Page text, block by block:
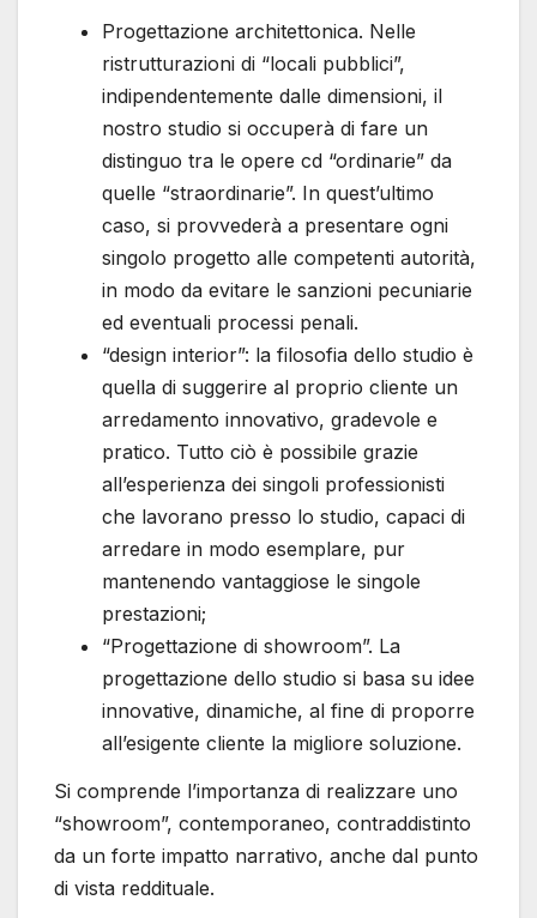
Progettazione architettonica. Nelle
ristrutturazioni di “locali pubblici”,
indipendentemente dalle dimensioni, il
nostro studio si occuperà di fare un
distinguo tra le opere cd “ordinarie” da
quelle “straordinarie”. In quest’ultimo
caso, si provvederà a presentare ogni
singolo progetto alle competenti autorità,
in modo da evitare le sanzioni pecuniarie
ed eventuali processi penali.
“design interior”: la filosofia dello studio è
quella di suggerire al proprio cliente un
arredamento innovativo, gradevole e
pratico. Tutto ciò è possibile grazie
all’esperienza dei singoli professionisti
che lavorano presso lo studio, capaci di
arredare in modo esemplare, pur
mantenendo vantaggiose le singole
prestazioni;
“Progettazione di showroom”. La
progettazione dello studio si basa su idee
innovative, dinamiche, al fine di proporre
all’esigente cliente la migliore soluzione.
Si comprende l’importanza di realizzare uno
“showroom”, contemporaneo, contraddistinto
da un forte impatto narrativo, anche dal punto
di vista reddituale.